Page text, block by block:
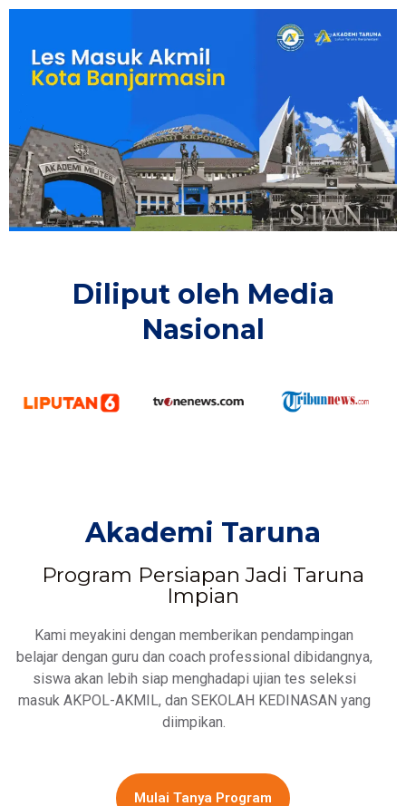
Diliput oleh Media
Nasional​
Akademi Taruna
Program Persiapan Jadi Taruna
Impian
Kami meyakini dengan memberikan pendampingan
belajar dengan guru dan coach professional dibidangnya,
siswa akan lebih siap menghadapi ujian tes seleksi
masuk AKPOL-AKMIL, dan SEKOLAH KEDINASAN yang
diimpikan.
Mulai Tanya Program